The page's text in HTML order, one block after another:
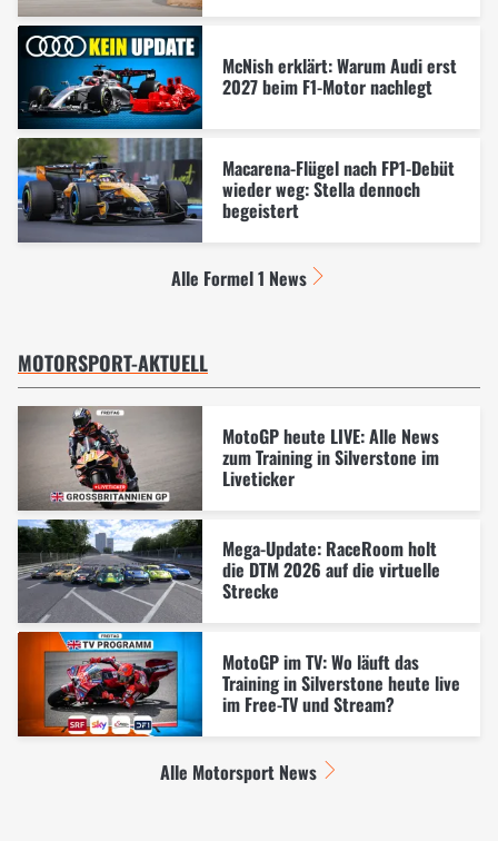
McNish erklärt: Warum Audi erst
2027 beim F1-Motor nachlegt
Macarena-Flügel nach FP1-Debüt
wieder weg: Stella dennoch
begeistert
Alle Formel 1 News
MOTORSPORT-AKTUELL
MotoGP heute LIVE: Alle News
zum Training in Silverstone im
Liveticker
Mega-Update: RaceRoom holt
die DTM 2026 auf die virtuelle
Strecke
MotoGP im TV: Wo läuft das
Training in Silverstone heute live
im Free-TV und Stream?
Alle Motorsport News